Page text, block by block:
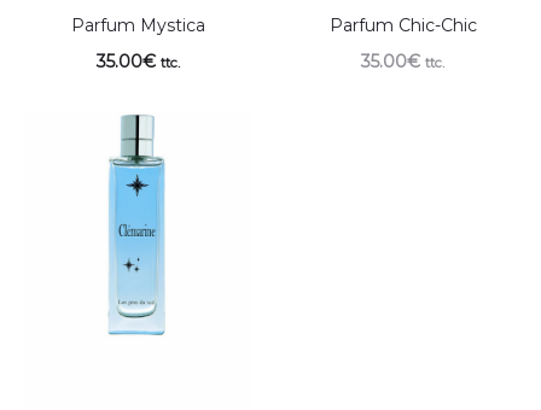
Parfum Mystica
35.00€ ttc.
Parfum Chic-Chic
35.00€ ttc.